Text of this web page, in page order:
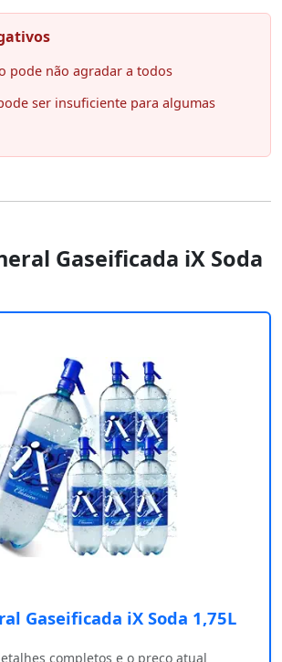
pode não agradar a todos
ser insuficiente para algumas
Gaseificada iX Soda
Gaseificada iX Soda 1,75L
completos e o preço atual